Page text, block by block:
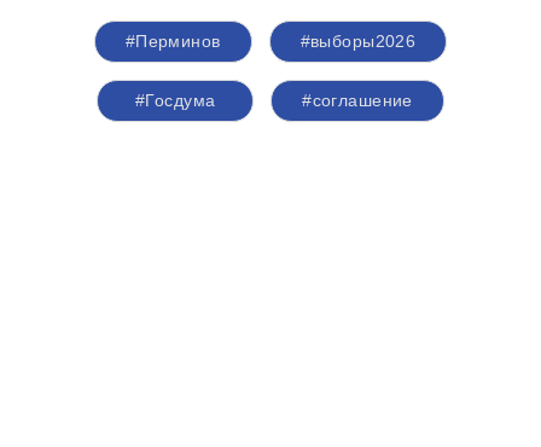
#Перминов #выборы2026
#Госдума #соглашение